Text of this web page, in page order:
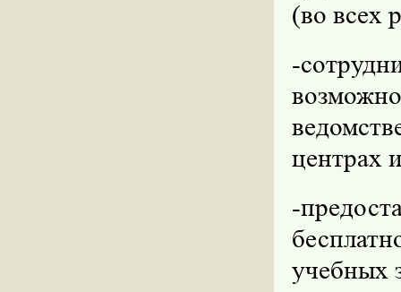
(во всех
-
центрах
-
учебных